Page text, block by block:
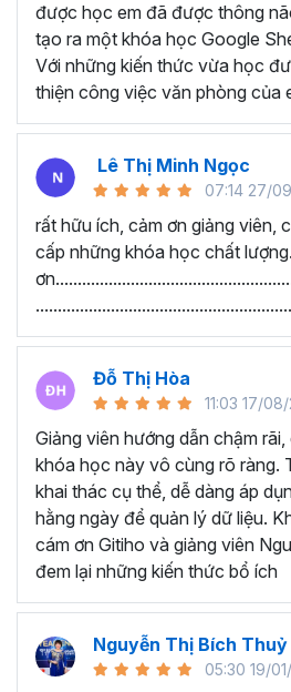
Kết thúc chương
Sheets này bạn
thạo:
Tổng quan về Google Sheets,
việc nhóm
Google Sheets Cơ bản - Nhập dữ
chức năng cơ bản
Thu thập thông tin và xử lý thông
dữ liệu
Kiến thức Google Sheets nâng
Học viên nói gì
trình này:
“Lúc chưa học nhìn vào công
khi được học em đã được
Thầy đã tạo ra một khóa học
cùng ý nghĩa. Với những kiến
giúp phần cải thiện công
rất nhiều.”
“Giảng viên hướng dẫn chậm
rõ ràng. Từng chủ đề được
được học em đã được thông
tạo ra một khóa học Google
Với những kiến thức vừa học
thiện công việc văn phòng của
Lê Thị Minh Ngọc
07:14 27/
rất hữu ích, cảm ơn giảng viên,
cấp những khóa học chất
Đỗ Thị Hòa
11:03 17/
Giảng viên hướng dẫn chậm
khóa học này vô cùng rõ ràng.
khai thác cụ thể, dễ dàng áp
hằng ngày để quản lý dữ liệu.
cám ơn Gitiho và giảng viên
đem lại những kiến thức bổ ích
Nguyễn Thị Bích Thuỷ
05:30 19/